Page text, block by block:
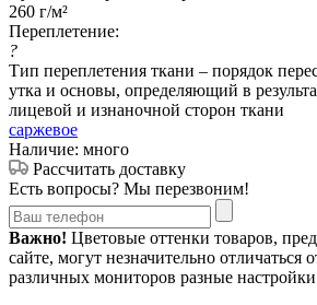
260 г/м²
Переплетение:
?
Тип переплетения ткани – порядок
утка и основы, определяющий в
лицевой и изнаночной сторон ткани
саржевое
Наличие: много
Рассчитать доставку
Есть вопросы? Мы перезвоним!
Важно! Цветовые оттенки товаров,
сайте, могут незначительно отличаться
различных мониторов разные настройки